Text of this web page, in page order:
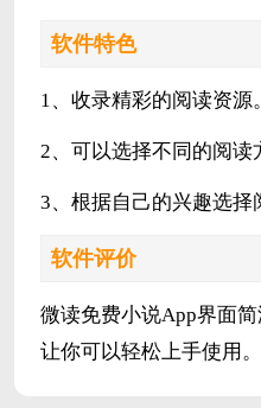
软件特色
1、收录精彩的阅读资源。
2、可以选择不同的阅读
3、根据自己的兴趣选择
软件评价
微读免费小说App界面
让你可以轻松上手使用。